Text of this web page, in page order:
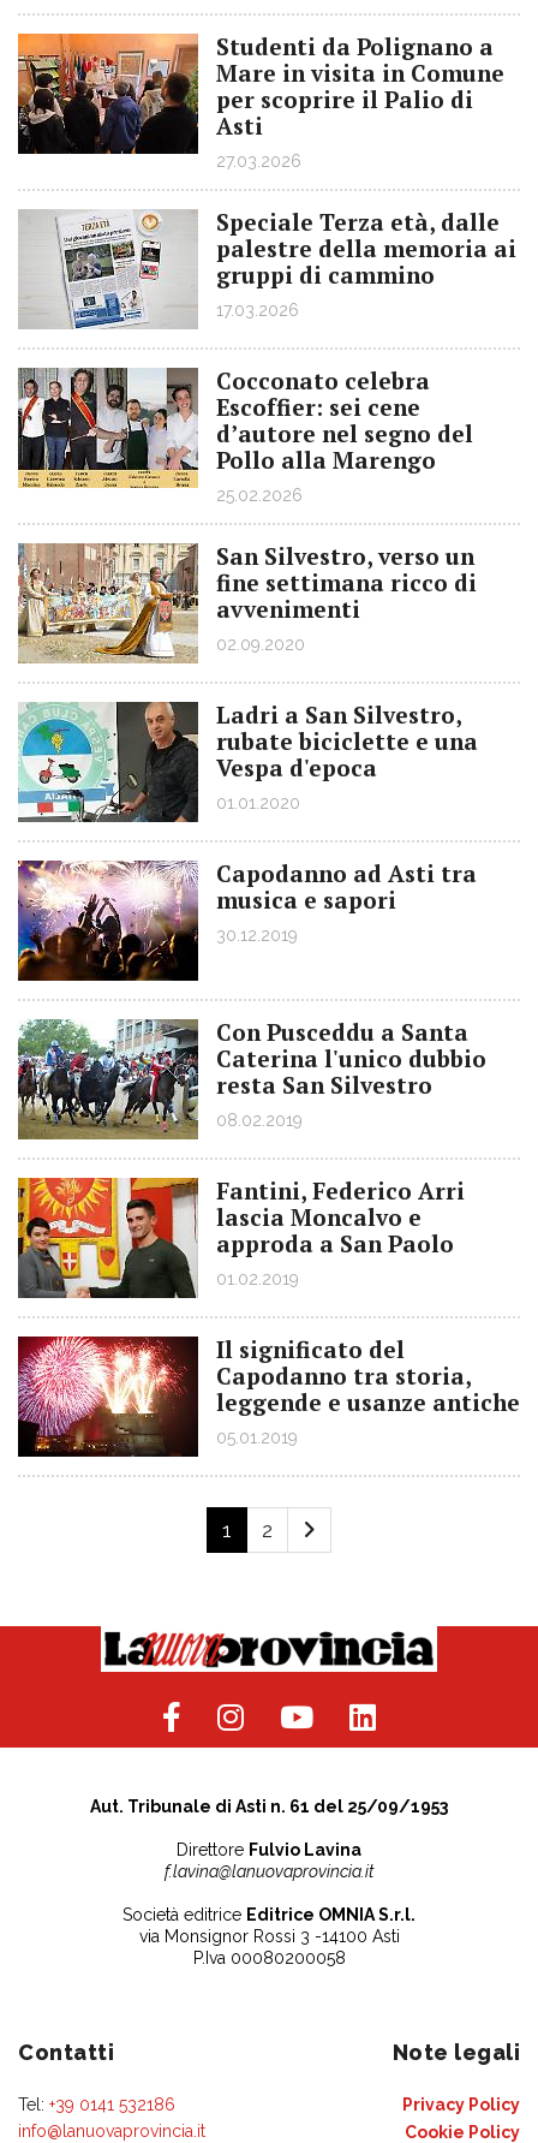
Studenti da Polignano a
Mare in visita in Comune
per scoprire il Palio di
Asti
27.03.2026
Speciale Terza età, dalle
palestre della memoria ai
gruppi di cammino
17.03.2026
Cocconato celebra
Escoffier: sei cene
d’autore nel segno del
Pollo alla Marengo
25.02.2026
San Silvestro, verso un
fine settimana ricco di
avvenimenti
02.09.2020
Ladri a San Silvestro,
rubate biciclette e una
Vespa d'epoca
01.01.2020
Capodanno ad Asti tra
musica e sapori
30.12.2019
Con Pusceddu a Santa
Caterina l'unico dubbio
resta San Silvestro
08.02.2019
Fantini, Federico Arri
lascia Moncalvo e
approda a San Paolo
01.02.2019
Il significato del
Capodanno tra storia,
leggende e usanze antiche
05.01.2019
1 2
Aut. Tribunale di Asti n. 61 del 25/09/1953
Direttore Fulvio Lavina
f.lavina@lanuovaprovincia.it
Società editrice Editrice OMNIA S.r.l.
via Monsignor Rossi 3 -14100 Asti
P.Iva 00080200058
Contatti
Tel: +39 0141 532186
info@lanuovaprovincia.it
Note legali
Privacy Policy
Cookie Policy